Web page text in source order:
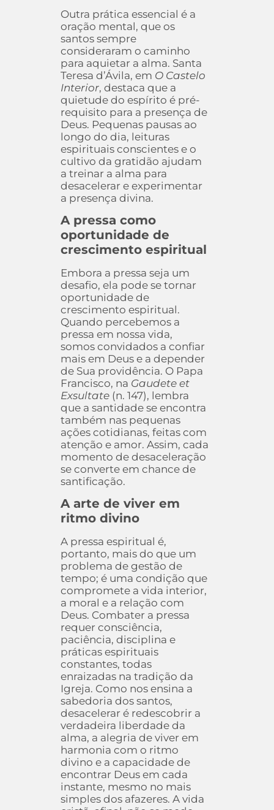
Outra prática essencial é a
oração mental, que os
santos sempre
consideraram o caminho
para aquietar a alma. Santa
Teresa d’Ávila, em O Castelo
Interior, destaca que a
quietude do espírito é pré-
requisito para a presença de
Deus. Pequenas pausas ao
longo do dia, leituras
espirituais conscientes e o
cultivo da gratidão ajudam
a treinar a alma para
desacelerar e experimentar
a presença divina.
A pressa como
oportunidade de
crescimento espiritual
Embora a pressa seja um
desafio, ela pode se tornar
oportunidade de
crescimento espiritual.
Quando percebemos a
pressa em nossa vida,
somos convidados a confiar
mais em Deus e a depender
de Sua providência. O Papa
Francisco, na Gaudete et
Exsultate(n. 147), lembra
que a santidade se encontra
também nas pequenas
ações cotidianas, feitas com
atenção e amor. Assim, cada
momento de desaceleração
se converte em chance de
santificação.
A arte de viver em
ritmo divino
A pressa espiritual é,
portanto, mais do que um
problema de gestão de
tempo; é uma condição que
compromete a vida interior,
a moral e a relação com
Deus. Combater a pressa
requer consciência,
paciência, disciplina e
práticas espirituais
constantes, todas
enraizadas na tradição da
Igreja. Como nos ensina a
sabedoria dos santos,
desacelerar é redescobrir a
verdadeira liberdade da
alma, a alegria de viver em
harmonia com o ritmo
divino e a capacidade de
encontrar Deus em cada
instante, mesmo no mais
simples dos afazeres. A vida